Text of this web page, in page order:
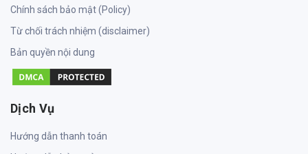
Chính sách bảo mật (Policy)
Từ chối trách nhiệm (disclaimer)
Bản quyền nội dung
Dịch Vụ
Hướng dẫn thanh toán